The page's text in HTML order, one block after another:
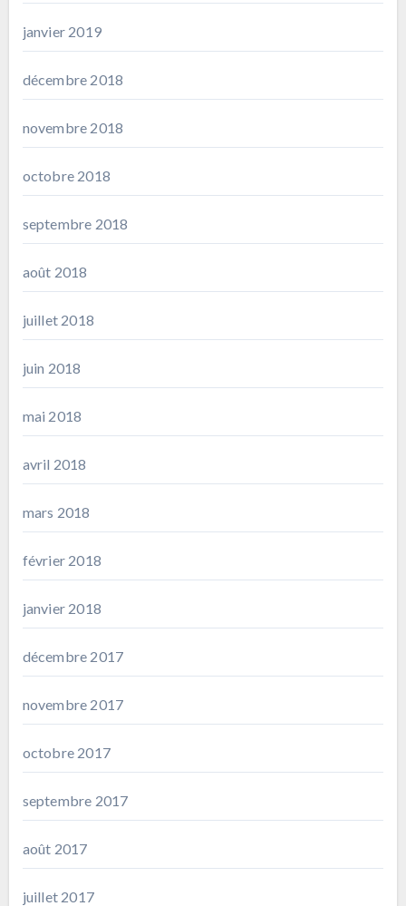
janvier 2019
décembre 2018
novembre 2018
octobre 2018
septembre 2018
août 2018
juillet 2018
juin 2018
mai 2018
avril 2018
mars 2018
février 2018
janvier 2018
décembre 2017
novembre 2017
octobre 2017
septembre 2017
août 2017
juillet 2017